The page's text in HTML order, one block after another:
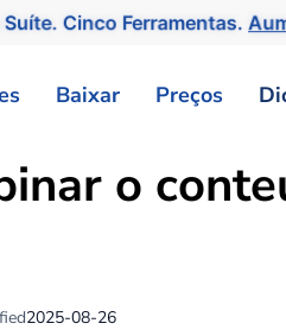
Cinco Ferramentas.
Baixar Preços
o
2025-08-26